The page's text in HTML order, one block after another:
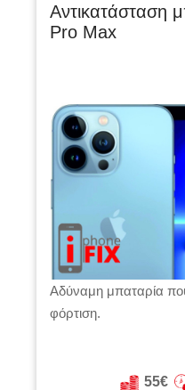
Αντικατάσταση
Pro Max
Αδύναμη μπαταρία
φόρτιση.
55€